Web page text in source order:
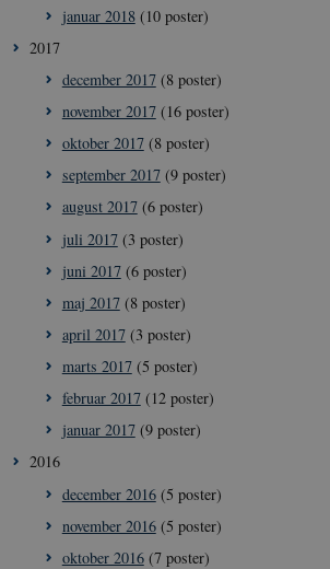
januar 2018(10 poster)
2017
december 2017(8 poster)
november 2017(16 poster)
oktober 2017(8 poster)
september 2017(9 poster)
august 2017(6 poster)
juli 2017(3 poster)
juni 2017(6 poster)
maj 2017(8 poster)
april 2017(3 poster)
marts 2017(5 poster)
februar 2017(12 poster)
januar 2017(9 poster)
2016
december 2016(5 poster)
november 2016(5 poster)
oktober 2016(7 poster)
__Secure-
typo3nonce_uOhyiEDPI1K_SmLRNTS49Q
__Secure-typo3nonce_ky-
9HhVKGisoSkjZJef_EA
CookieScriptConsent
__Secure-typo3nonce_9pF_MH-
o6zI1ofHsZUGvzQ
__Secure-typo3nonce_rgWAq6nC-
PFH_166HooM7A